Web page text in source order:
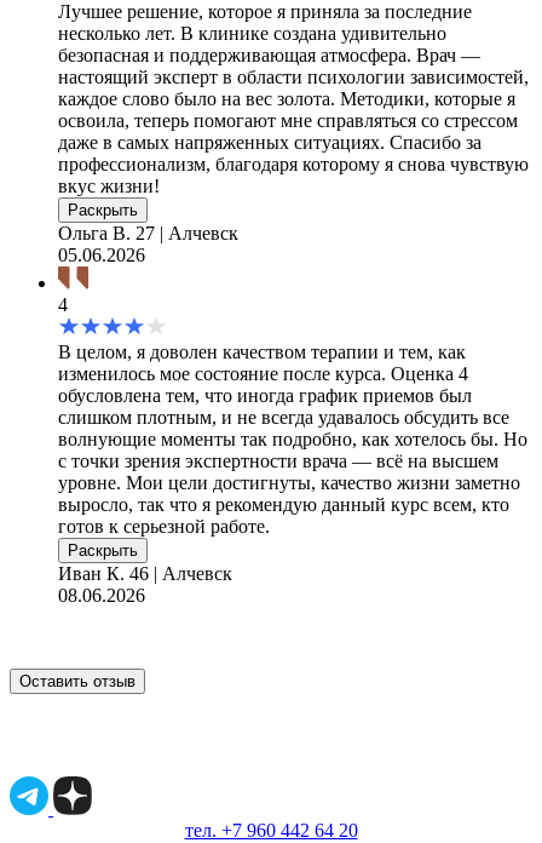
Лучшее решение, которое я приняла за последние
несколько лет. В клинике создана удивительно
безопасная и поддерживающая атмосфера. Врач —
настоящий эксперт в области психологии зависимостей,
каждое слово было на вес золота. Методики, которые я
освоила, теперь помогают мне справляться со стрессом
даже в самых напряженных ситуациях. Спасибо за
профессионализм, благодаря которому я снова чувствую
вкус жизни!
Раскрыть
Ольга В. 27 | Алчевск
05.06.2026
4
В целом, я доволен качеством терапии и тем, как
изменилось мое состояние после курса. Оценка 4
обусловлена тем, что иногда график приемов был
слишком плотным, и не всегда удавалось обсудить все
волнующие моменты так подробно, как хотелось бы. Но
с точки зрения экспертности врача — всё на высшем
уровне. Мои цели достигнуты, качество жизни заметно
выросло, так что я рекомендую данный курс всем, кто
готов к серьезной работе.
Раскрыть
Иван К. 46 | Алчевск
08.06.2026
Оставить отзыв
тел. +7 960 442 64 20